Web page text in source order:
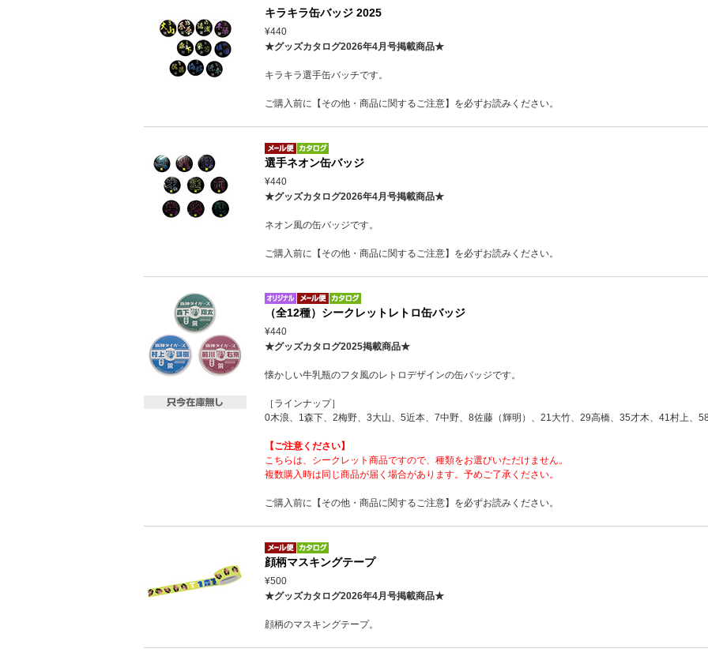
キラキラ缶バッジ 2025
¥440
★グッズカタログ2026年4月号掲載商品★
キラキラ選手缶バッチです。
ご購入前に【その他・商品に関するご注意】を必ずお読みください。
選手ネオン缶バッジ
¥440
★グッズカタログ2026年4月号掲載商品★
ネオン風の缶バッジです。
ご購入前に【その他・商品に関するご注意】を必ずお読みください。
（全12種）シークレットレトロ缶バッジ
¥440
★グッズカタログ2025掲載商品★
懐かしい牛乳瓶のフタ風のレトロデザインの缶バッジです。
［ラインナップ］
0木浪、1森下、2梅野、3大山、5近本、7中野、8佐藤（輝明）、21大竹、29高橋、35才木、41村上、
【ご注意ください】
こちらは、シークレット商品ですので、種類をお選びいただけません。
複数購入時は同じ商品が届く場合があります。予めご了承ください。
ご購入前に【その他・商品に関するご注意】を必ずお読みください。
顔柄マスキングテープ
¥500
★グッズカタログ2026年4月号掲載商品★
顔柄のマスキングテープ。